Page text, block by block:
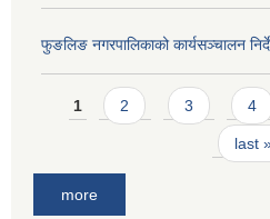
फुङलिङ नगरपालिकाको कार्यसञ्चालन
Pages
1 2 3 4
last
more